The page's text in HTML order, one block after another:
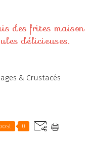
des frites
délicieuses.
& Crustacés
0